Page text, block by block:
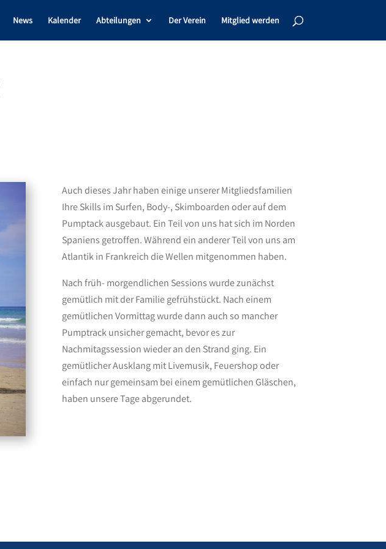
News Kalender Abteilungen Der Verein Mitglied werden
Auch dieses Jahr haben einige unserer Mitgliedsfamilien
Ihre Skills im Surfen, Body-, Skimboarden oder auf dem
Pumptack ausgebaut. Ein Teil von uns hat sich im Norden
Spaniens getroffen. Während ein anderer Teil von uns am
Atlantik in Frankreich die Wellen mitgenommen haben.
Nach früh- morgendlichen Sessions wurde zunächst
gemütlich mit der Familie gefrühstückt. Nach einem
gemütlichen Vormittag wurde dann auch so mancher
Pumptrack unsicher gemacht, bevor es zur
Nachmitagssession wieder an den Strand ging. Ein
gemütlicher Ausklang mit Livemusik, Feuershop oder
einfach nur gemeinsam bei einem gemütlichen Gläschen,
haben unsere Tage abgerundet.